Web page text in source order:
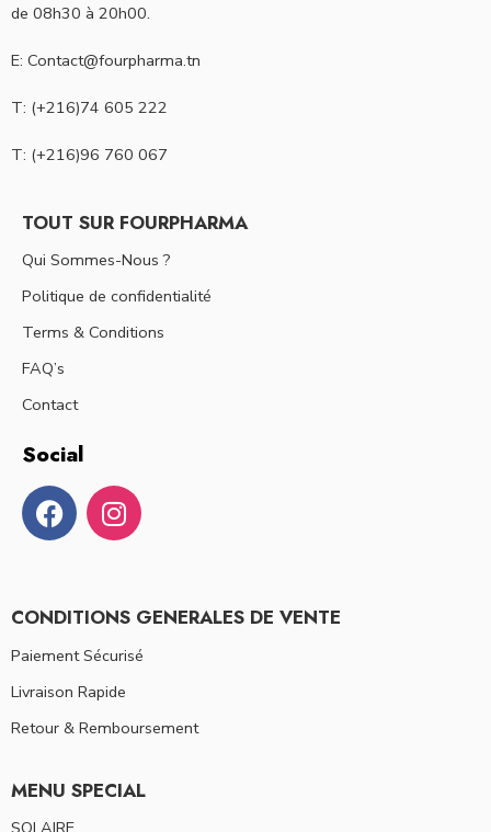
de 08h30 à 20h00.
E: Contact@fourpharma.tn
T: (+216)74 605 222
T: (+216)96 760 067
TOUT SUR FOURPHARMA
Qui Sommes-Nous ?
Politique de confidentialité
Terms & Conditions
FAQ’s
Contact
Social
CONDITIONS GENERALES DE VENTE
Paiement Sécurisé
Livraison Rapide
Retour & Remboursement
MENU SPECIAL